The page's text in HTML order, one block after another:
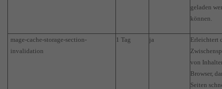
geladen
können.
mage-cache-storage-section-
invalidation
1 Tag ja
Erleichtert
von
Browser,
Seiten